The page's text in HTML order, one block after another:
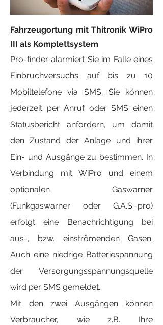
Fahrzeugortung mit Thitronik WiPro
III als Komplettsystem
Pro-finder alarmiert Sie im Falle eines
Einbruchversuchs auf bis zu 10
Mobiltelefone via SMS. Sie können
jederzeit per Anruf oder SMS einen
Statusbericht anfordern, um damit
den Zustand der Anlage und ihrer
Ein- und Ausgänge zu bestimmen. In
Verbindung mit WiPro und einem
optionalen Gaswarner
(Funkgaswarner oder G.A.S.-pro)
erfolgt eine Benachrichtigung bei
aus-, bzw. einströmenden Gasen.
Auch eine niedrige Batteriespannung
der Versorgungsspannungsquelle
wird per SMS gemeldet.
Mit den zwei Ausgängen können
Verbraucher, wie z.B. Ihre